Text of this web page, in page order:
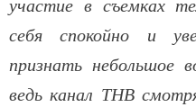
себя спокойно и
признать небольшое
ведь канал ТНВ